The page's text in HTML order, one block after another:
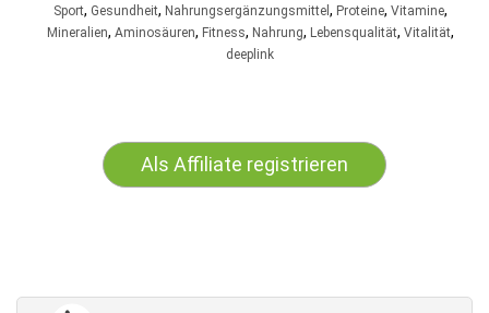
Sport, Gesundheit, Nahrungsergänzungsmittel , Proteine, Vitamine,
Mineralien, Aminosäuren, Fitness, Nahrung, Lebensqualität, Vitalität,
deeplink
Als Affiliate registrieren